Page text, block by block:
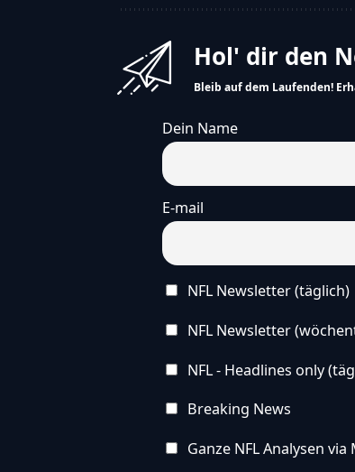
Hol' dir den
Bleib auf dem Laufenden!
Dein Name
E-mail
NFL Newsletter (täglich)
NFL Newsletter
NFL - Headlines only
Breaking News
Ganze NFL Analysen via